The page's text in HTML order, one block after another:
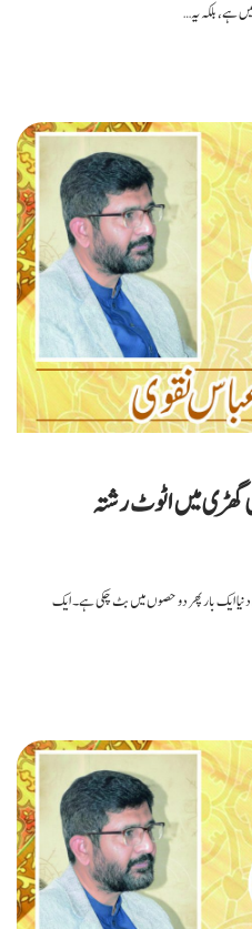
ہے، بلکہ یہ…
گھڑی میں اٹوٹ رشتہ
دنیا ایک بار پھر دو حصوں میں بٹ چکی ہے۔ ایک